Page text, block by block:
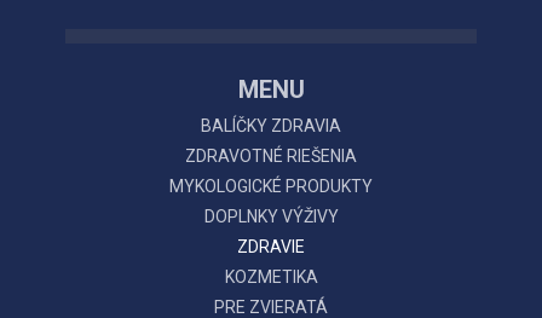
MENU
BALÍČKY ZDRAVIA
ZDRAVOTNÉ RIEŠENIA
MYKOLOGICKÉ PRODUKTY
DOPLNKY VÝŽIVY
ZDRAVIE
KOZMETIKA
PRE ZVIERATÁ